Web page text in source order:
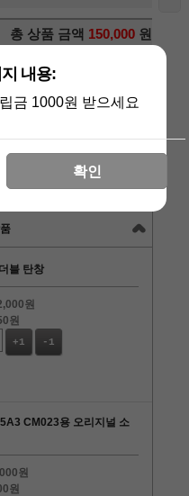
총 상품 금액 150,000 원
기
[3]
블 탄창
원
원
+1 -1
CM023용 오리지널 소
원
원
내용:
금 1000원 받으세요
확인